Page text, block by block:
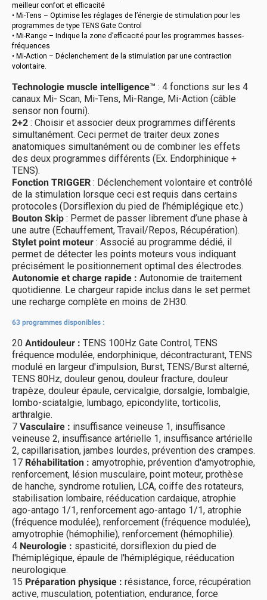
meilleur confort et efficacité
• Mi-Tens – Optimise les réglages de l’énergie de stimulation pour les
programmes de type TENS Gate Control
• Mi-Range – Indique la zone d’efficacité pour les programmes basses-
fréquences
• Mi-Action – Déclenchement de la stimulation par une contraction
volontaire.
Technologie muscle intelligence™ : 4 fonctions sur les 4
canaux Mi- Scan, Mi-Tens, Mi-Range, Mi-Action (câble
sensor non fourni).
2+2 : Choisir et associer deux programmes différents
simultanément. Ceci permet de traiter deux zones
anatomiques simultanément ou de combiner les effets
des deux programmes différents (Ex. Endorphinique +
TENS).
Fonction TRIGGER : Déclenchement volontaire et contrôlé
de la stimulation lorsque ceci est requis dans certains
protocoles (Dorsiflexion du pied de l’hémiplégique etc.)
Bouton Skip : Permet de passer librement d’une phase à
une autre (Echauffement, Travail/Repos, Récupération).
Stylet point moteur : Associé au programme dédié, il
permet de détecter les points moteurs vous indiquant
précisément le positionnement optimal des électrodes.
Autonomie et charge rapide : Autonomie de traitement
quotidienne. Le chargeur rapide inclus dans le set permet
une recharge complète en moins de 2H30.
63 programmes disponibles :
20 Antidouleur : TENS 100Hz Gate Control, TENS
fréquence modulée, endorphinique, décontracturant, TENS
modulé en largeur d'impulsion, Burst, TENS/Burst alterné,
TENS 80Hz, douleur genou, douleur fracture, douleur
trapèze, douleur épaule, cervicalgie, dorsalgie, lombalgie,
lombo-sciatalgie, lumbago, epicondylite, torticolis,
arthralgie.
7 Vasculaire : insuffisance veineuse 1, insuffisance
veineuse 2, insuffisance artérielle 1, insuffisance artérielle
2, capillarisation, jambes lourdes, prévention des crampes.
17 Réhabilitation : amyotrophie, prévention d'amyotrophie,
renforcement, lésion musculaire, point moteur, prothèse
de hanche, syndrome rotulien, LCA, coiffe des rotateurs,
stabilisation lombaire, rééducation cardaique, atrophie
ago-antago 1/1, renforcement ago-antago 1/1, atrophie
(fréquence modulée), renforcement (fréquence modulée),
amyotrophie (hémophilie), renforcement (hémophilie).
4 Neurologie : spasticité, dorsiflexion du pied de
l'hémiplégique, épaule de l'hémiplégique, rééducation
neurologique.
15 Préparation physique : résistance, force, récupération
active, musculation, potentiation, endurance, force